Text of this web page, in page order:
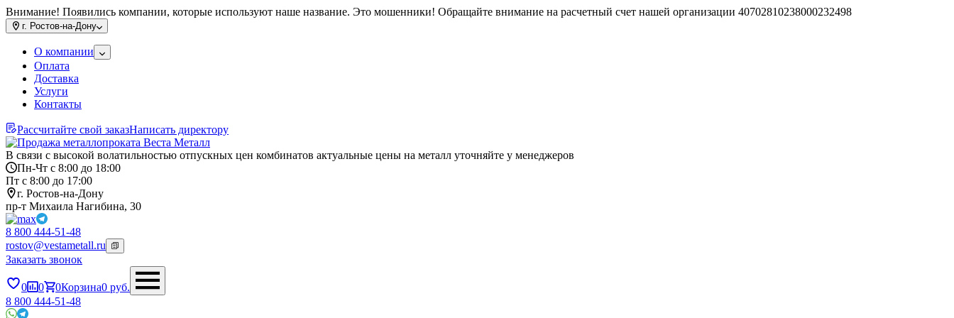
Внимание! Появились компании, которые используют наше название. Это мошенники! Обращайте внимание на расчетный счет нашей организации 40702810238000232498
г. Ростов-на-Дону
О компании
Оплата
Доставка
Услуги
Контакты
Рассчитайте свой заказНаписать директору
В связи с высокой волатильностью отпускных цен комбинатов актуальные цены на металл уточняйте у менеджеров
Пн-Чт с 8:00 до 18:00
Пт с 8:00 до 17:00
г. Ростов-на-Дону
пр-т Михаила Нагибина, 30
8 800 444-51-48
rostov@vestametall.ru
Заказать звонок
0 0 0Корзина0 руб.
8 800 444-51-48